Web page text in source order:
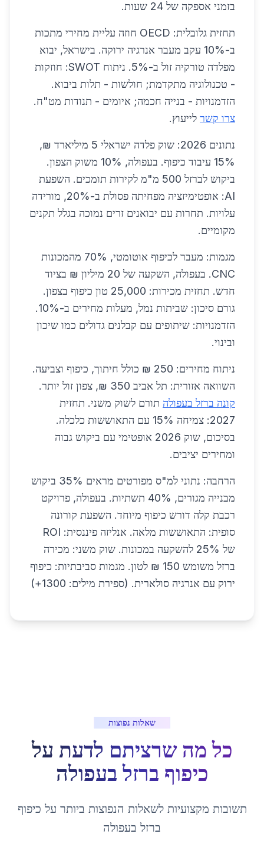
בזמני אספקה של 24 שעות.
תחזית גלובלית: OECD חוזה עליית מחירי מתכות
ב-10% עקב מעבר אנרגיה ירוקה. בישראל, יבוא
מפלדה טורקיה זול ב-5%. ניתוח SWOT: חוזקות
- טכנולוגיה מתקדמת; חולשות - תלות ביבוא.
הזדמנויות - בנייה חכמה; איומים - תנודות מט"ח.
צרו קשר לייעוץ.
נתונים 2026: שוק פלדה ישראלי 5 מיליארד ₪,
15% עיבוד כיפוף. בעפולה, 10% משוק הצפון.
ביקוש לברזל 500 מ"מ לקירות תומכים. השפעת
AI: אופטימיזציה מפחיתה פסולת ב-20%, מורידה
עלויות. תחרות עם יבואנים זרים נמוכה בגלל תקנים
מקומיים.
מגמות: מעבר לכיפוף אוטומטי, 70% מהמכונות
CNC. בעפולה, השקעה של 20 מיליון ₪ בציוד
חדש. תחזית מכירות: 25,000 טון כיפוף בצפון.
גורם סיכון: שביתות נמל, מעלות מחירים ב-10%.
הזדמנויות: שיתופים עם קבלנים גדולים כמו שיכון
ובינוי.
ניתוח מחירים: 250 ₪ כולל חיתוך, כיפוף וצביעה.
השוואה אזורית: תל אביב 350 ₪, צפון זול יותר.
קונה ברזל בעפולה תורם לשוק משני. תחזית
2027: צמיחה 15% עם התאוששות כלכלה.
בסיכום, שוק 2026 אופטימי עם ביקוש גבוה
ומחירים יציבים.
הרחבה: נתוני למ"ס מפורטים מראים 35% ביקוש
מבנייה מגורים, 40% תשתיות. בעפולה, פרויקט
רכבת קלה דורש כיפוף מיוחד. השפעת קורונה
סופית: התאוששות מלאה. אנליזה פיננסית: ROI
של 25% להשקעה במכונות. שוק משני: מכירה
ברזל משומש 150 ₪ לטון. מגמות סביבתיות: כיפוף
ירוק עם אנרגיה סולארית. (ספירת מילים: 1300+)
שאלות נפוצות
כל מה שרציתם לדעת על
כיפוף ברזלבעפולה
תשובות מקצועיות לשאלות הנפוצות ביותר על כיפוף
ברזל בעפולה